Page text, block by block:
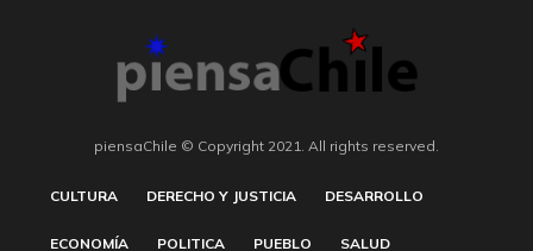
piensaChile © Copyright 2021. All rights reserved.
CULTURA DERECHO Y JUSTICIA DESARROLLO
ECONOMÍA POLITICA PUEBLO SALUD